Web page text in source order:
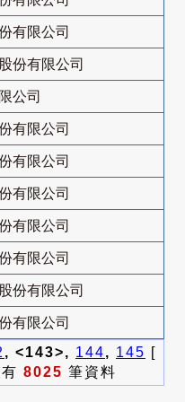
有限公司
份有限公司
公司
有限公司
有限公司
有限公司
有限公司
有限公司
份有限公司
有限公司
, <143>, 144, 145 [
8025 筆資料